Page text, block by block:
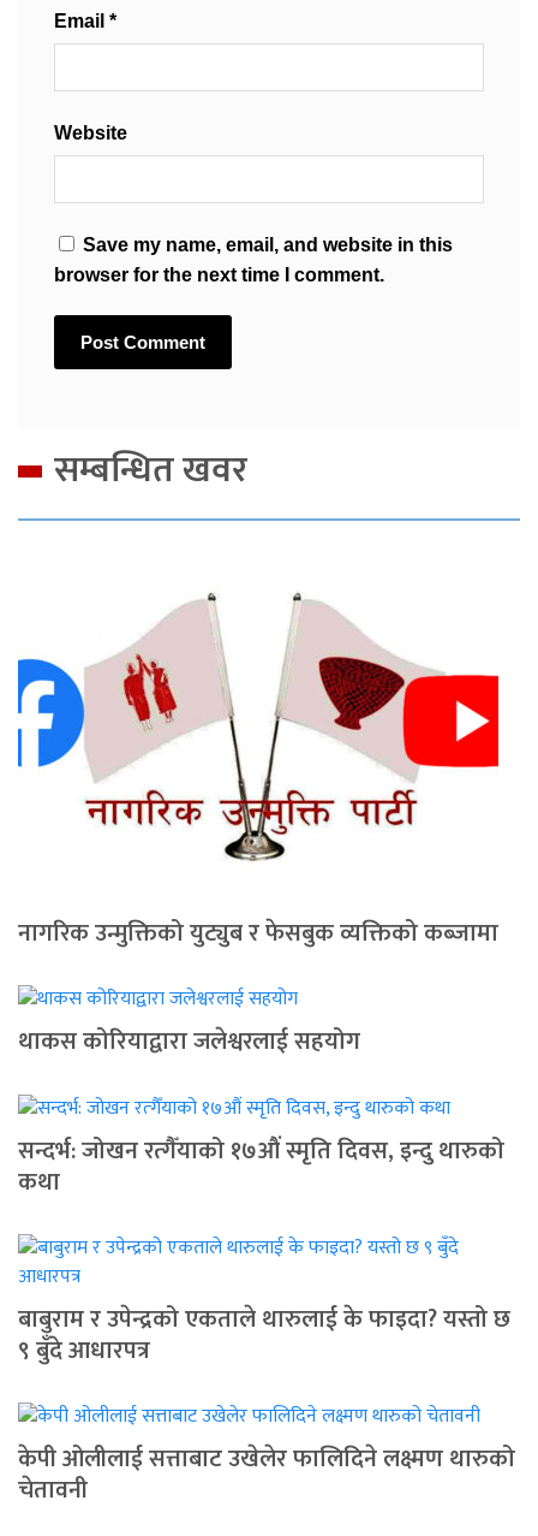
Email *
Website
Save my name, email, and website in this
browser for the next time I comment.
सम्बन्धित खवर
नागरिक उन्मुक्तिको युट्युब र फेसबुक व्यक्तिको कब्जामा
थाकस कोरियाद्वारा जलेश्वरलाई सहयोग
सन्दर्भ: जोखन रत्गैँयाको १७औं स्मृति दिवस, इन्दु थारुको
कथा
बाबुराम र उपेन्द्रको एकताले थारुलाई के फाइदा? यस्तो छ
९ बुँदे आधारपत्र
केपी ओलीलाई सत्ताबाट उखेलेर फालिदिने लक्ष्मण थारुको
चेतावनी